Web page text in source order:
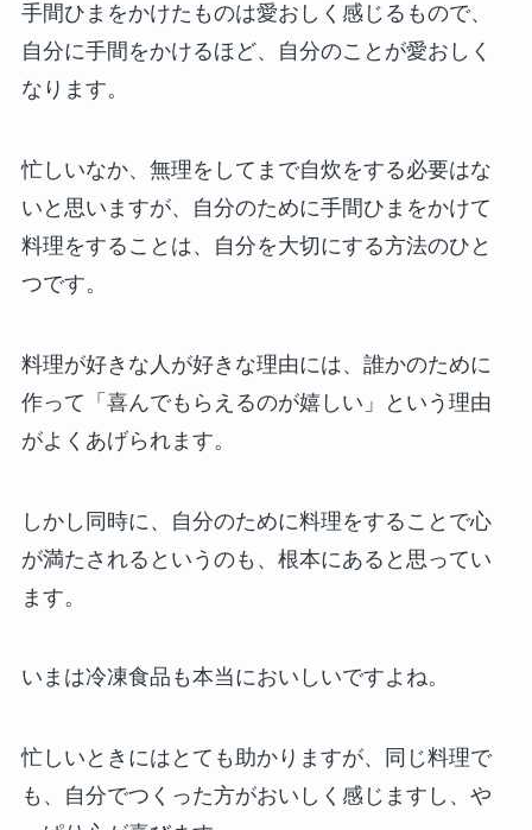
手間ひまをかけたものは愛おしく感じるもので、
自分に手間をかけるほど、自分のことが愛おしく
なります。
忙しいなか、無理をしてまで自炊をする必要はな
いと思いますが、自分のために手間ひまをかけて
料理をすることは、自分を大切にする方法のひと
つです。
料理が好きな人が好きな理由には、誰かのために
作って「喜んでもらえるのが嬉しい」という理由
がよくあげられます。
しかし同時に、自分のために料理をすることで心
が満たされるというのも、根本にあると思ってい
ます。
いまは冷凍食品も本当においしいですよね。
忙しいときにはとても助かりますが、同じ料理で
も、自分でつくった方がおいしく感じますし、や